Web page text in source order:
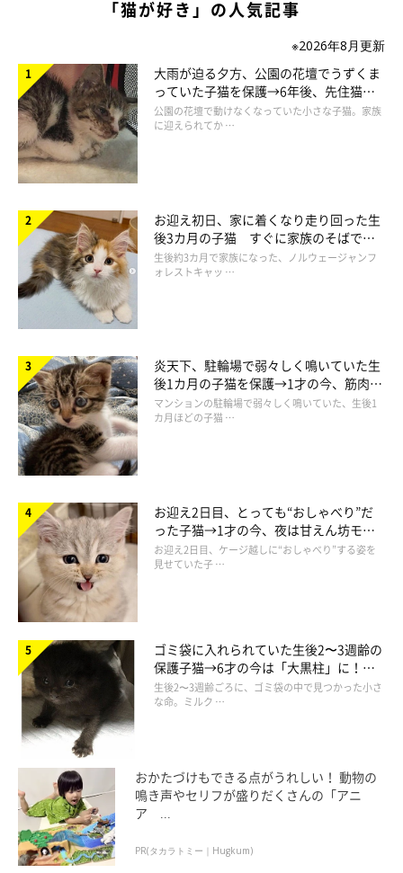
＜写真左から＞ラムちゃん（撮影時4才／メインクーン）、ジン太くん（撮
影時3才／メインクーン）、シェリーちゃん（撮影時、生後6カ月／サイベ
の由来は「お酒」なのだそう。
@pusuke44055134
普段のブランくんの性格について、飼い主さんは次のように話し
ています。
飼い主さん：
「我が家にはほかに先住猫のメインクーンが2匹と、サイベリア
ンの妹1匹がいるのですが、ブランが一番のんびり屋です。本当
におおらかなコです」
ラムちゃんに甘えるブランくん
@pusuke44055134
「猫が好き」の人気記事
※2026年8月更新
大雨が迫る夕方、公園の花壇でうずくま
っていた子猫を保護→6年後、先住猫
と“姉妹”のような関係に
公園の花壇で動けなくなっていた小さな子猫。家族
に迎えられてか …
お迎え初日、家に着くなり走り回った生
後3カ月の子猫 すぐに家族のそばで落
ち着く姿に「迎えてよかった」
生後約3カ月で家族になった、ノルウェージャンフ
ォレストキャッ …
炎天下、駐輪場で弱々しく鳴いていた生
後1カ月の子猫を保護→1才の今、筋肉質
でツンデレなコに成長
マンションの駐輪場で弱々しく鳴いていた、生後1
カ月ほどの子猫 …
お迎え2日目、とっても“おしゃべり”だ
った子猫→1才の今、夜は甘えん坊モー
ドになるコに成長！
お迎え2日目、ケージ越しに“おしゃべり”する姿を
見せていた子 …
ゴミ袋に入れられていた生後2〜3週齢の
保護子猫→6才の今は「大黒柱」に！
美しい黒猫に成長した姿にグッとくる
生後2〜3週齢ごろに、ゴミ袋の中で見つかった小さ
な命。ミルク …
おかたづけもできる点がうれしい！ 動物の
鳴き声やセリフが盛りだくさんの「アニ
ア ...
PR(タカラトミー｜Hugkum)